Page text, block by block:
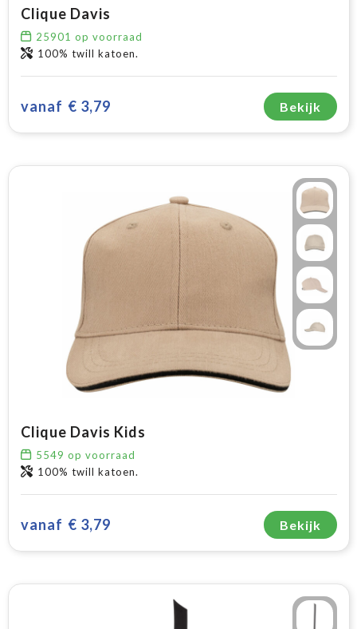
Clique Davis
25901 op voorraad
100% twill katoen.
vanaf € 3,79 Bekijk
Clique Davis Kids
5549 op voorraad
100% twill katoen.
vanaf € 3,79 Bekijk